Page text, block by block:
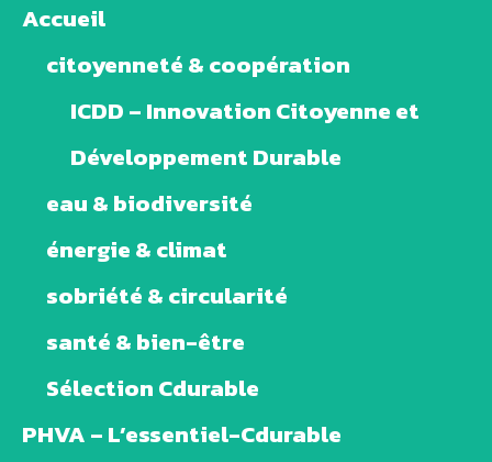
Accueil
citoyenneté & coopération
ICDD – Innovation Citoyenne et
Développement Durable
eau & biodiversité
énergie & climat
sobriété & circularité
santé & bien-être
Sélection Cdurable
PHVA – L’essentiel-Cdurable